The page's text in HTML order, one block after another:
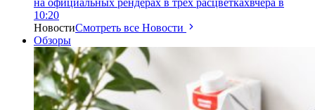
10:20
НовостиСмотреть все Новости
Обзоры